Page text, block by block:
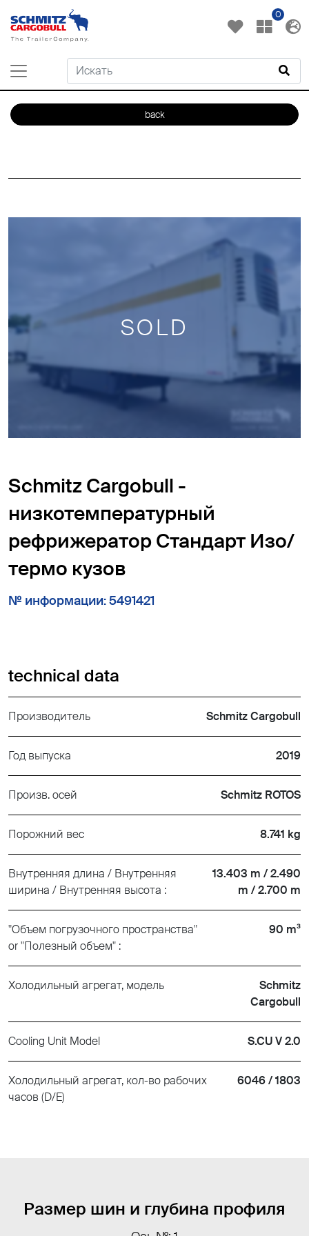
0
back
SOLD
Schmitz Cargobull -
низкотемпературный
рефрижератор Cтандарт Изо/
термо кузов
№ информации: 5491421
technical data
Производитель Schmitz Cargobull
Год выпуска 2019
Произв. осей Schmitz ROTOS
Порожний вес 8.741 kg
Внутренняя длина / Внутренняя
ширина / Внутренняя высота :
13.403 m / 2.490
m / 2.700 m
"Объем погрузочного пространства"
or "Полезный объем" :
90 m³
Холодильный агрегат, модель
Schmitz
Cargobull
Cooling Unit Model S.CU V 2.0
Холодильный агрегат, кол-во рабочих
часов (D/E)
6046 / 1803
Размер шин и глубина профиля